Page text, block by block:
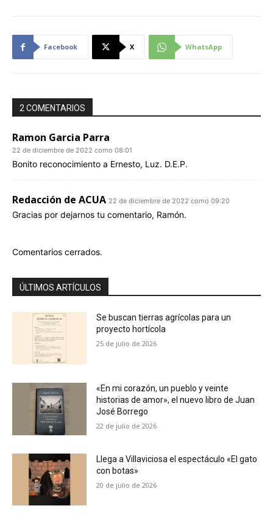
Facebook X WhatsApp
2 COMENTARIOS
Ramon Garcia Parra
22 de diciembre de 2022 como 08:01
Bonito reconocimiento a Ernesto, Luz. D.E.P.
Redacción de ACUA 22 de diciembre de 2022 como 09:20
Gracias por dejarnos tu comentario, Ramón.
Comentarios cerrados.
ÚLTIMOS ARTÍCULOS
Se buscan tierras agrícolas para un
proyecto hortícola
25 de julio de 2026
«En mi corazón, un pueblo y veinte
historias de amor», el nuevo libro de Juan
José Borrego
22 de julio de 2026
Llega a Villaviciosa el espectáculo «El gato
con botas»
20 de julio de 2026